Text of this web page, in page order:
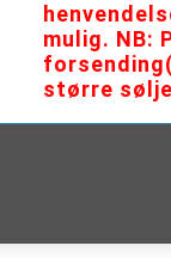
mulig. NB:
større